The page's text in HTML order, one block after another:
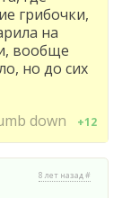
грибочки,
на
вообще
но до сих
+12
8 лет назад #